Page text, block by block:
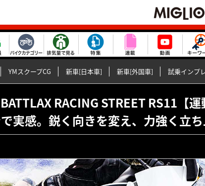
YMスクープCG 新車[日本車] 新車[外国車] 試乗インプ
RACING STREET RS11【
実感。鋭く向きを変え、力強く立ち